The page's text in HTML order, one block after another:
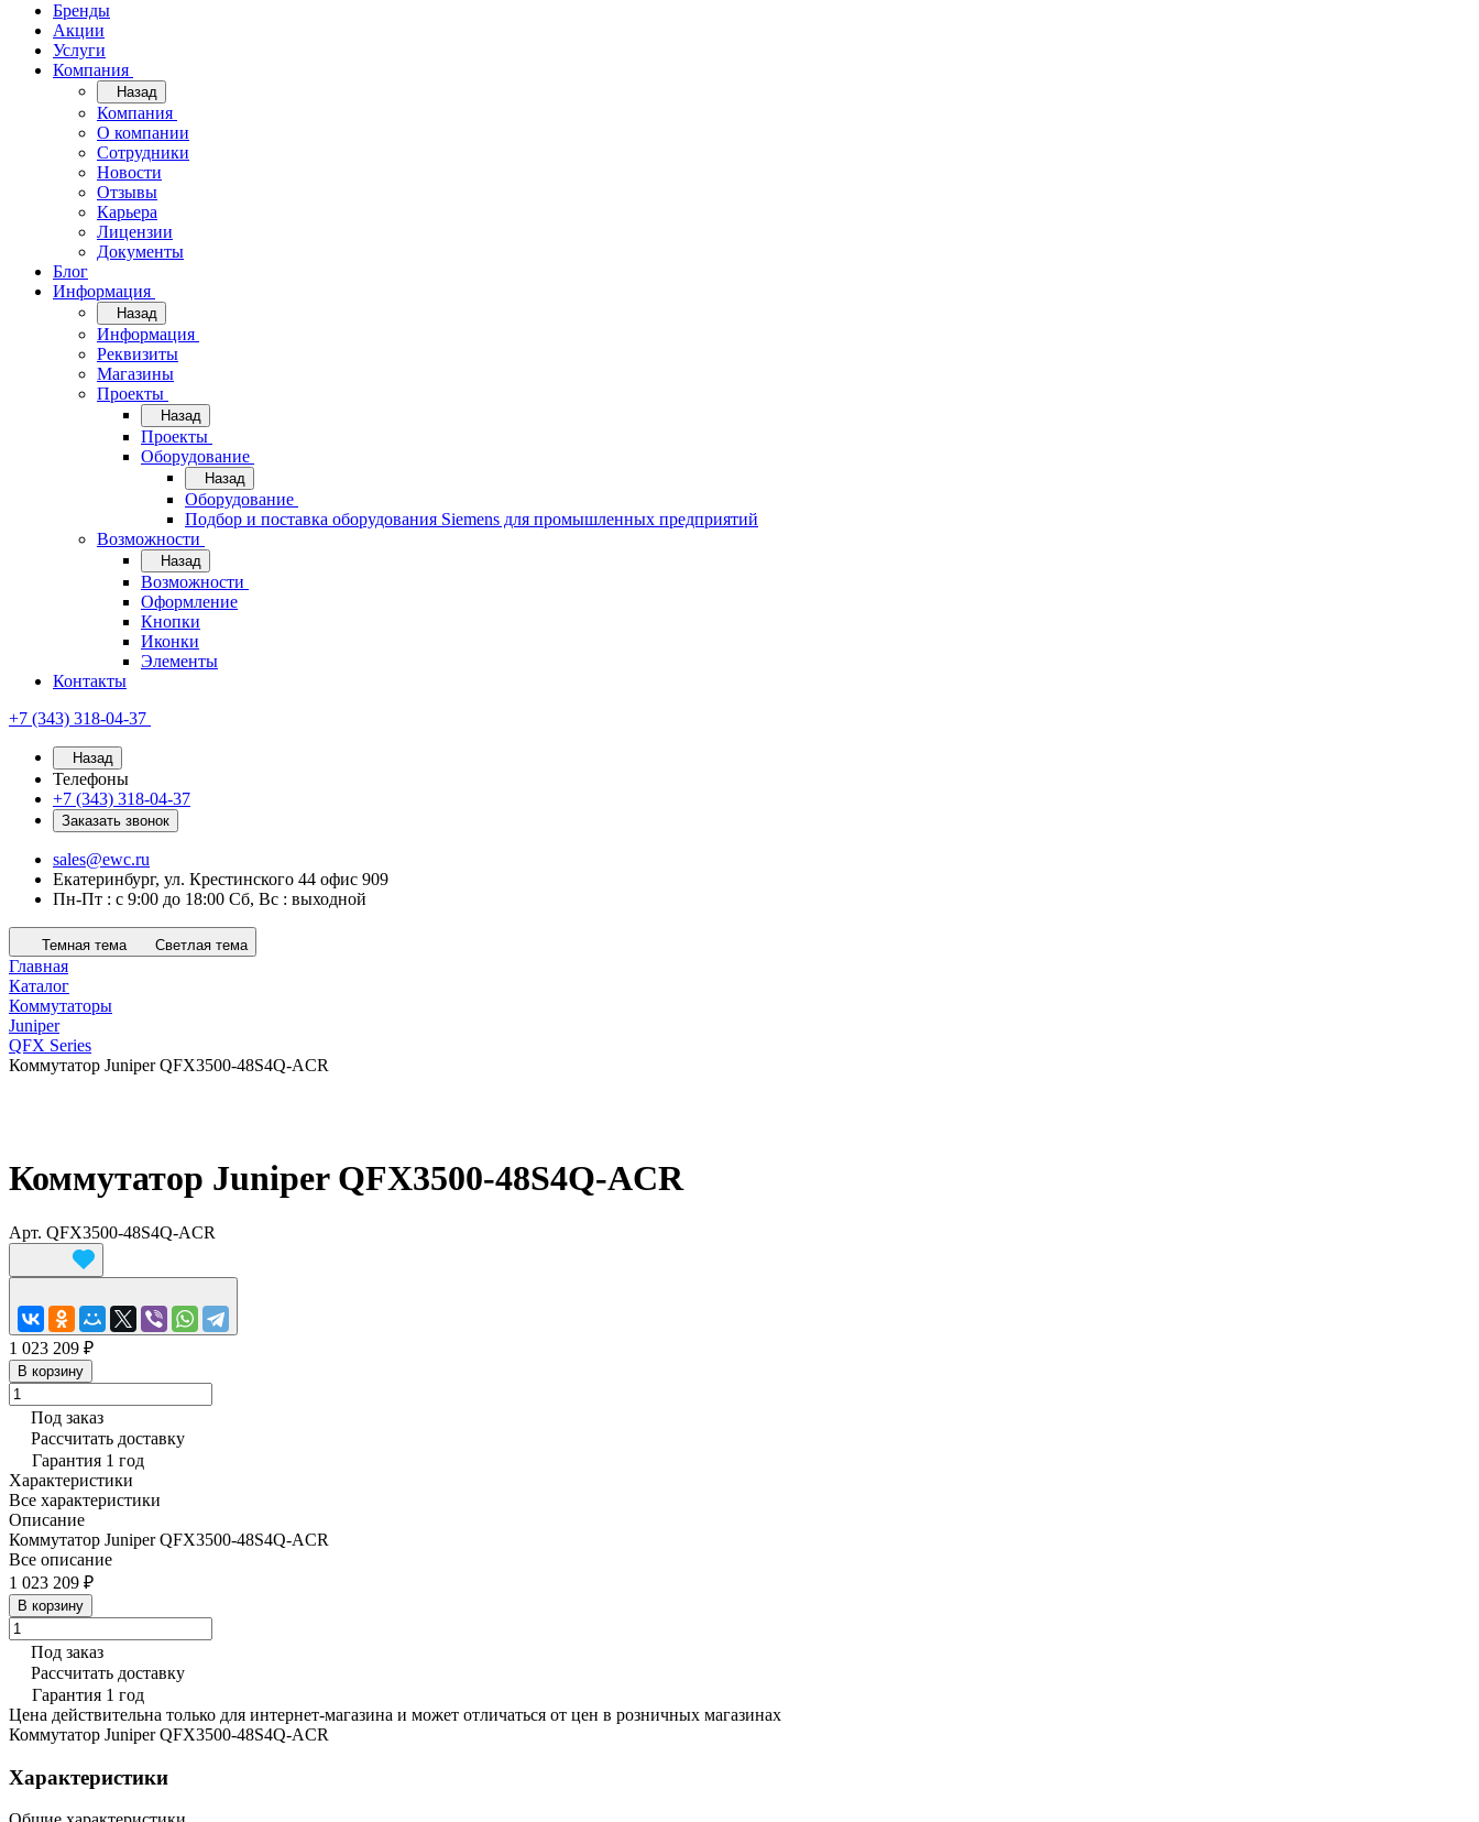
Бренды
Акции
Услуги
Компания
Назад
Компания
О компании
Сотрудники
Новости
Отзывы
Карьера
Лицензии
Документы
Блог
Информация
Назад
Информация
Реквизиты
Магазины
Проекты
Назад
Проекты
Оборудование
Назад
Оборудование
Подбор и поставка оборудования Siemens для промышленных предприятий
Возможности
Назад
Возможности
Оформление
Кнопки
Иконки
Элементы
Контакты
+7 (343) 318-04-37
Назад
Телефоны
+7 (343) 318-04-37
Заказать звонок
sales@ewc.ru
Екатеринбург, ул. Крестинского 44 офис 909
Пн-Пт : с 9:00 до 18:00 Сб, Вс : выходной
Темная тема Светлая тема
Главная
Каталог
Коммутаторы
Juniper
QFX Series
Коммутатор Juniper QFX3500-48S4Q-ACR
Коммутатор Juniper QFX3500-48S4Q-ACR
Арт. QFX3500-48S4Q-ACR
1 023 209 ₽
В корзину
Под заказ
Рассчитать доставку
Гарантия 1 год
Характеристики
Все характеристики
Описание
Коммутатор Juniper QFX3500-48S4Q-ACR
Все описание
1 023 209 ₽
В корзину
Под заказ
Рассчитать доставку
Гарантия 1 год
Цена действительна только для интернет-магазина и может отличаться от цен в розничных магазинах
Коммутатор Juniper QFX3500-48S4Q-ACR
Характеристики